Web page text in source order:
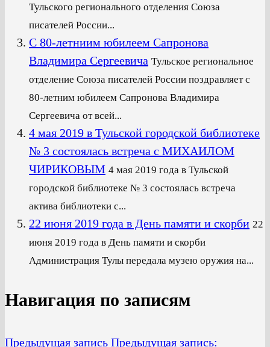
Тульского регионального отделения Союза
писателей России...
С 80-летниим юбилеем Сапронова
Владимира Сергеевича Тульское региональное
отделение Союза писателей России поздравляет с
80-летним юбилеем Сапронова Владимира
Сергеевича от всей...
4 мая 2019 в Тульской городской библиотеке
№ 3 состоялась встреча с МИХАИЛОМ
ЧИРИКОВЫМ 4 мая 2019 года в Тульской
городской библиотеке № 3 состоялась встреча
актива библиотеки с...
22 июня 2019 года в День памяти и скорби 22
июня 2019 года в День памяти и скорби
Администрация Тулы передала музею оружия на...
Навигация по записям
Предыдущая запись Предыдущая запись: